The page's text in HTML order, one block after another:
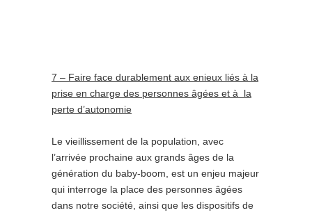
7 – Faire face durablement aux enieux liés à la
prise en charge des personnes âgées et à la
perte d’autonomie
Le vieillissement de la population, avec
l’arrivée prochaine aux grands âges de la
génération du baby-boom, est un enjeu majeur
qui interroge la place des personnes âgées
dans notre société, ainsi que les dispositifs de